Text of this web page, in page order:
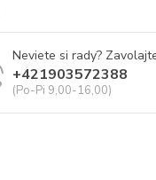
Neviete si rady?
+421903572388
(Po-Pi 9,00-16,00)